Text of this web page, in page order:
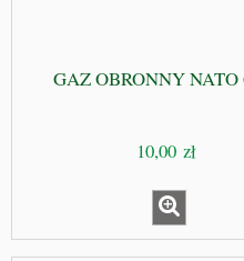
GAZ OBRONNY NATO
10,00 zł